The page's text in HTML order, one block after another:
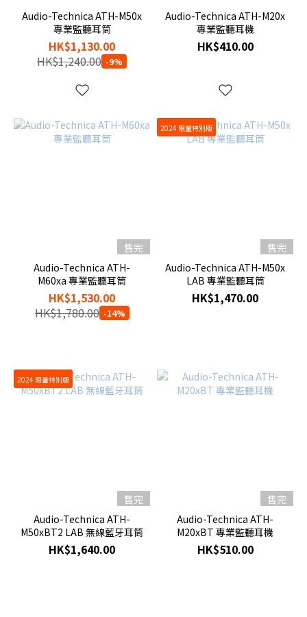
Audio-Technica ATH-M50x
專業監聽耳筒
HK$1,130.00
HK$1,240.00 -9%
Audio-Technica ATH-M20x
專業監聽耳機
HK$410.00
售完
Audio-Technica ATH-
M60xa 專業監聽耳筒
HK$1,530.00
HK$1,780.00 -14%
2024 限量特別版
售完
Audio-Technica ATH-M50x
LAB 專業監聽耳筒
HK$1,470.00
2024 限量特別版
售完
Audio-Technica ATH-
M50xBT2 LAB 無線藍牙耳筒
HK$1,640.00
售完
Audio-Technica ATH-
M20xBT 專業監聽耳機
HK$510.00